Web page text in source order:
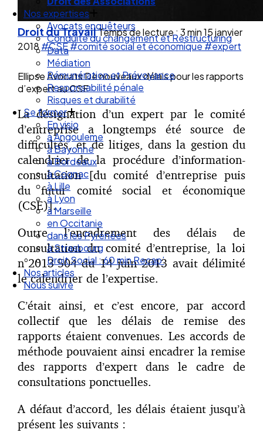
Nos expertises
Avocats enquêteurs
Conduite du changement et Restructuring
Data
Médiation
Rémunération et Prévoyance
Responsabilité pénale
Risques et durabilité
Se former
En visio
à Angouleme
à Bayonne
à Bordeaux
à Cognac
à Lille
à Lyon
à Marseille
en Occitanie
dans les Pyrénées
à Strasbourg
Droit Social : 60 min Recap’
Nos articles
Nous suivre
Droit du TravailTemps de lecture : 3 min15 janvier
2018 #CSE#comité social et économique#expert
Ellipse Avocats De nouveaux délais pour les rapports
d’expert au CSE
La désignation d’un expert par le comité
d’entreprise a longtemps été source de
difficultés, et de litiges, dans la gestion du
calendrier de la procédure d’information-
consultation [du comité d’entreprise puis
du futur comité social et économique
(CSE)].
Outre l’encadrement des délais de
consultation du comité d’entreprise, la loi
n°2013-504 du 14 juin 2013 avait délimité
le calendrier de l’expertise.
C’était ainsi, et c’est encore, par accord
collectif que les délais de remise des
rapports étaient convenues. Les accords de
méthode pouvaient ainsi encadrer la remise
des rapports d’expert dans le cadre de
consultations ponctuelles.
A défaut d’accord, les délais étaient jusqu’à
présent les suivants :